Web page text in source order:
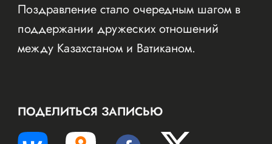
Поздравление стало очередным шагом в
поддержании дружеских отношений
между Казахстаном и Ватиканом.
ПОДЕЛИТЬСЯ ЗАПИСЬЮ